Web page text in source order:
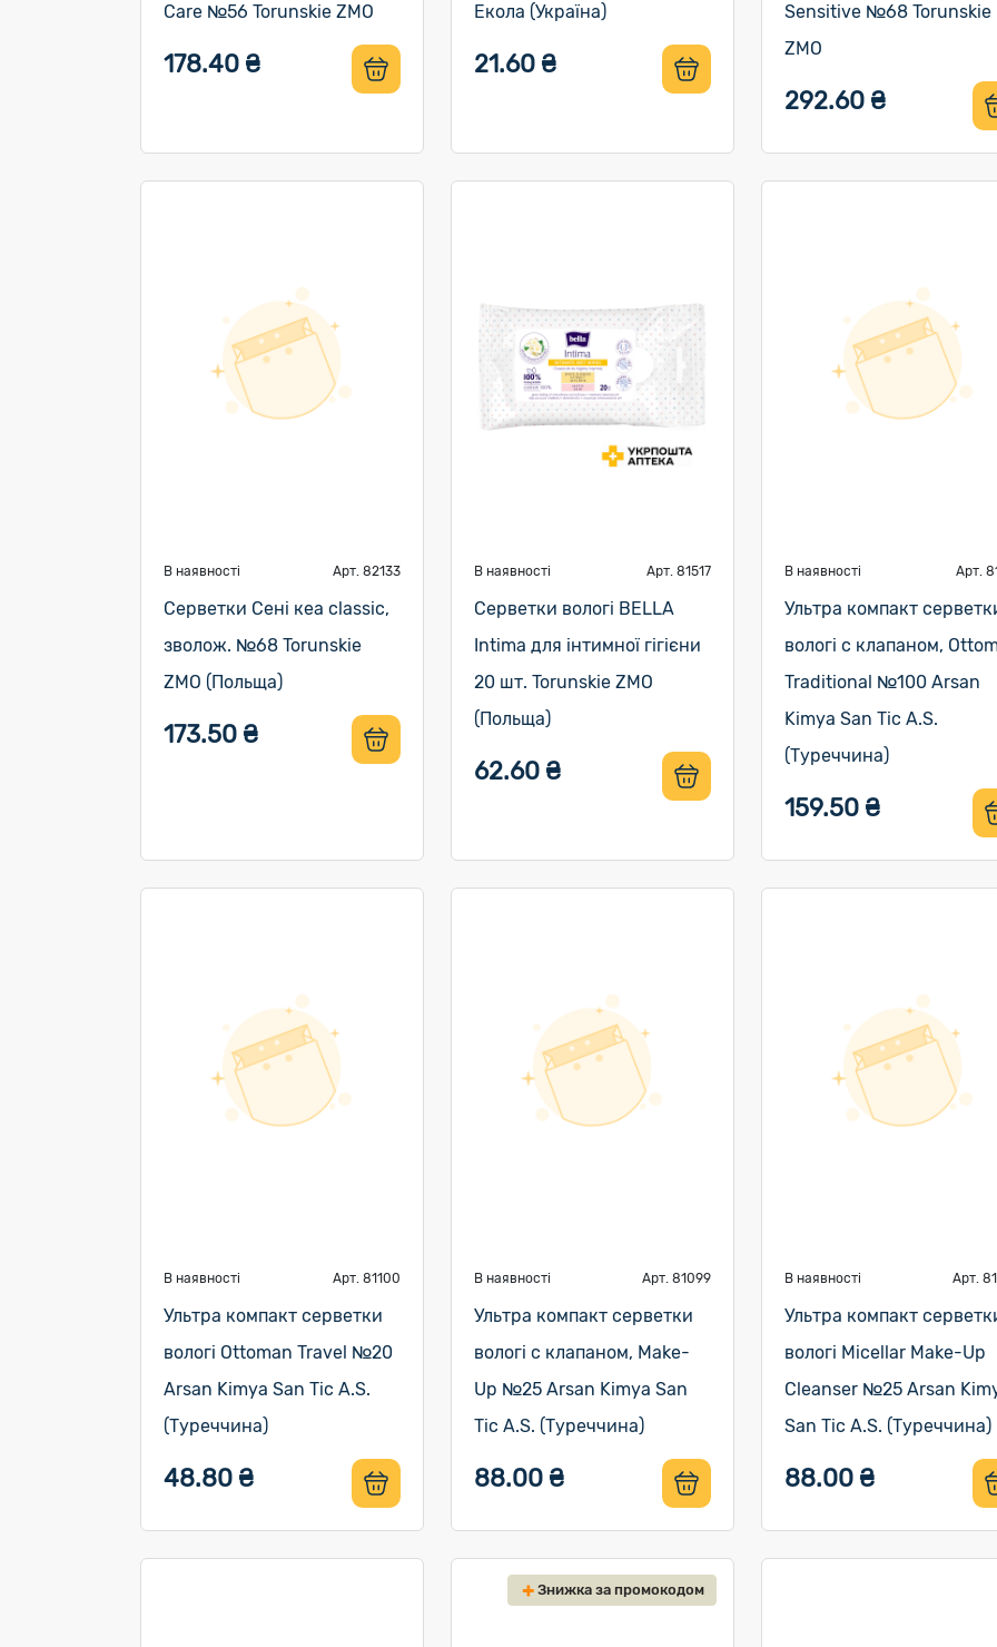
Care №56 Torunskie ZMO
178.40 ₴
Екола (Україна)
21.60 ₴
Sensitive №68 Torunskie
ZMO
292.60 ₴
В наявності Арт. 82133
Серветки Сені кеа classic,
зволож. №68 Torunskie
ZMO (Польща)
173.50 ₴
В наявності Арт. 81517
Серветки вологі BELLA
Intima для інтимної гігієни
20 шт. Torunskie ZMO
(Польща)
62.60 ₴
В наявності Арт.
Ультра компакт
вологі с клапаном,
Traditional №100 Arsan
Kimya San Tic A.S.
(Туреччина)
159.50 ₴
В наявності Арт. 81100
Ультра компакт серветки
вологі Ottoman Travel №20
Arsan Kimya San Tic A.S.
(Туреччина)
48.80 ₴
В наявності Арт. 81099
Ультра компакт серветки
вологі с клапаном, Make-
Up №25 Arsan Kimya San
Tic A.S. (Туреччина)
88.00 ₴
В наявності Арт.
Ультра компакт
вологі Micellar Make-Up
Cleanser №25 Arsan
San Tic A.S. (Туреччина)
88.00 ₴
Знижка за промокодом